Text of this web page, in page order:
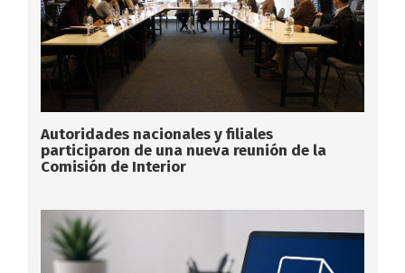
Autoridades nacionales y filiales
participaron de una nueva reunión de la
Comisión de Interior